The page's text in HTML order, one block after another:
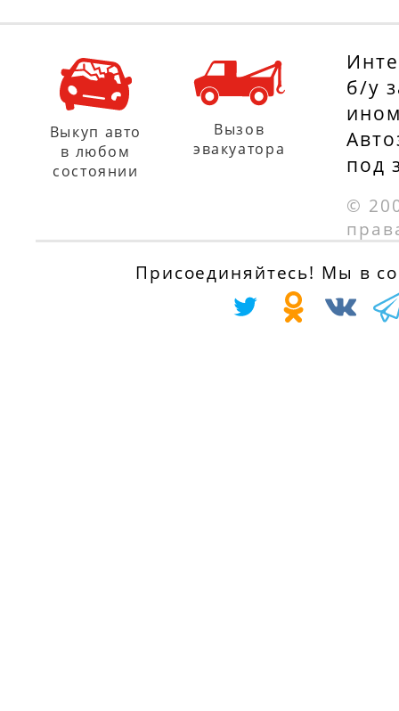
б/у
под
©
Выкуп авто
в любом
состоянии
Вызов
эвакуатора
Присоединяйтесь! Мы в